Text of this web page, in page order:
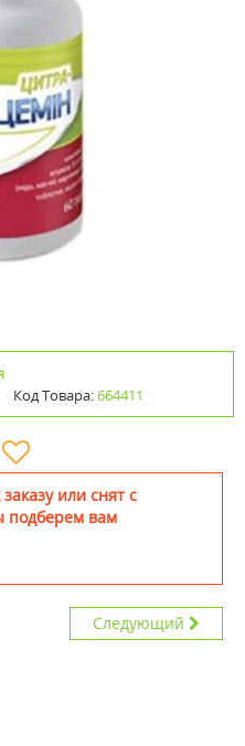
Код Товара:664411
или снят с
подберем вам
Следующий